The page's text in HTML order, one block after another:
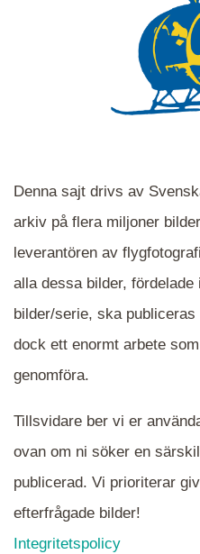
När du ser blåa, röda
en serie i varje. Dra i
närmare det område
mappen.
Denna sajt drivs av
arkiv på flera miljoner
leverantören av
alla dessa bilder,
bilder/serie, ska
dock ett enormt arbete
genomföra.
Tillsvidare ber vi er
ovan om ni söker en
publicerad. Vi prioriterar
efterfrågade bilder!
Integritetspolicy